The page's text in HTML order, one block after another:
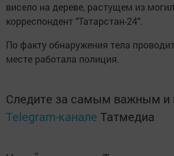
висело на дереве, растущем из
корреспондент "Татарстан-24".
По факту обнаружения тела
месте работала полиция.
Следите за самым важным и
Telegram-канале Татмедиа